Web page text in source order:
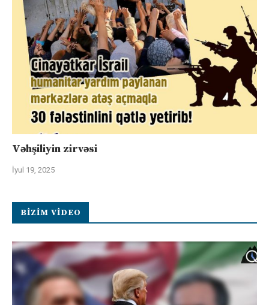
Vəhşiliyin zirvəsi
İyul 19, 2025
BIZIM VIDEO